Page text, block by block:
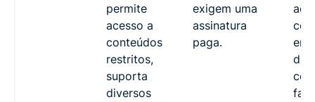
permite
acesso a
conteúdos
restritos,
suporta
diversos
exigem uma
assinatura
paga.
em